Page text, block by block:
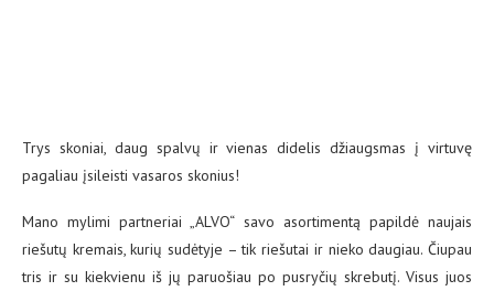
Trys skoniai, daug spalvų ir vienas didelis džiaugsmas į virtuvę
pagaliau įsileisti vasaros skonius!
Mano mylimi partneriai „ALVO“ savo asortimentą papildė naujais
riešutų kremais, kurių sudėtyje – tik riešutai ir nieko daugiau. Čiupau
tris ir su kiekvienu iš jų paruošiau po pusryčių skrebutį. Visus juos